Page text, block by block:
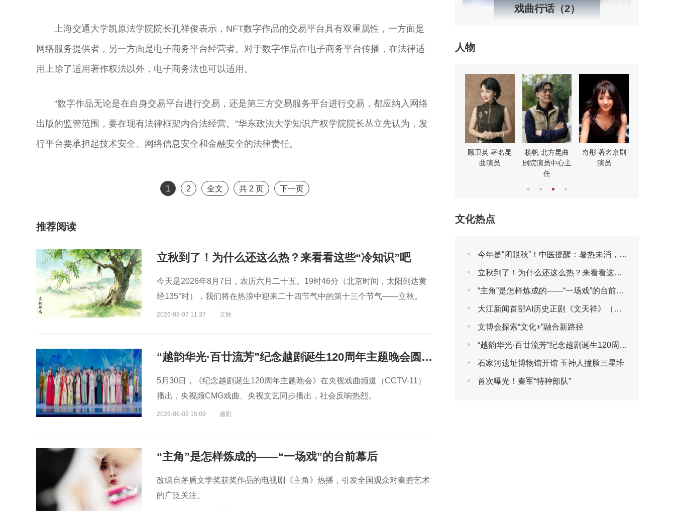
上海交通大学凯原法学院院长孔祥俊表示，NFT数字作品的交易平台具有双重属性，一方面是
网络服务提供者，另一方面是电子商务平台经营者。对于数字作品在电子商务平台传播，在法律适
用上除了适用著作权法以外，电子商务法也可以适用。
“数字作品无论是在自身交易平台进行交易，还是第三方交易服务平台进行交易，都应纳入网络
出版的监管范围，要在现有法律框架内合法经营。”华东政法大学知识产权学院院长丛立先认为，发
行平台要承担起技术安全、网络信息安全和金融安全的法律责任。
1 2 全文 共2 页 下一页
推荐阅读
立秋到了！为什么还这么热？来看看这些“冷知识”吧
今天是2026年8月7日，农历六月二十五。19时46分（北京时间，太阳到达黄
经135°时），我们将在热浪中迎来二十四节气中的第十三个节气——立秋。
2026-08-07 11:37 立秋
“越韵华光·百廿流芳”纪念越剧诞生120周年主题晚会圆满播出
5月30日，《纪念越剧诞生120周年主题晚会》在央视戏曲频道（CCTV-11）
播出，央视频CMG戏曲、央视文艺同步播出，社会反响热烈。
2026-06-02 15:09 越剧
“主角”是怎样炼成的——“一场戏”的台前幕后
改编自茅盾文学奖获奖作品的电视剧《主角》热播，引发全国观众对秦腔艺术
的广泛关注。
戏曲行话（2）
人物
顾卫英 著名昆
曲演员
杨帆 北方昆曲
剧院演员中心主
任
奇彤 著名京剧
演员
文化热点
今年是“闭眼秋”！中医提醒：暑热未消，先别急着贴秋膘
立秋到了！为什么还这么热？来看看这些“冷知识”吧
“主角”是怎样炼成的——“一场戏”的台前幕后
大江新闻首部AI历史正剧《文天祥》（第一集）
文博会探索“文化+”融合新路径
“越韵华光·百廿流芳”纪念越剧诞生120周年主题晚会圆满播出
石家河遗址博物馆开馆 玉神人撞脸三星堆
首次曝光！秦军“特种部队”